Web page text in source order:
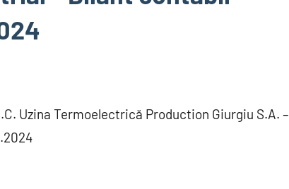
Uzina Termoelectrică Production Giurgiu S.A. –